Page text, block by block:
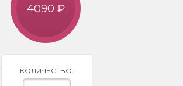
4090 ₽
КОЛИЧЕСТВО: